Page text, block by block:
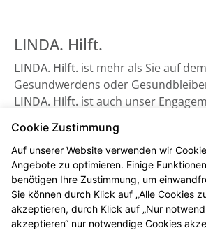
LINDA. Hilft.
LINDA. Hilft. ist mehr als Sie auf
Gesundwerdens oder
LINDA. Hilft. ist auch unser
angewiesen sind - sowie
Bundesverband Kinderhospiz e. V.
einmal vorbei.
Cookie Zustimmung
Auf unserer Website verwenden wir
Angebote zu optimieren. Einige
benötigen Ihre Zustimmung, um
Sie können durch Klick auf „Alle Cookies
akzeptieren, durch Klick auf „Nur
akzeptieren“ nur notwendige Cookies